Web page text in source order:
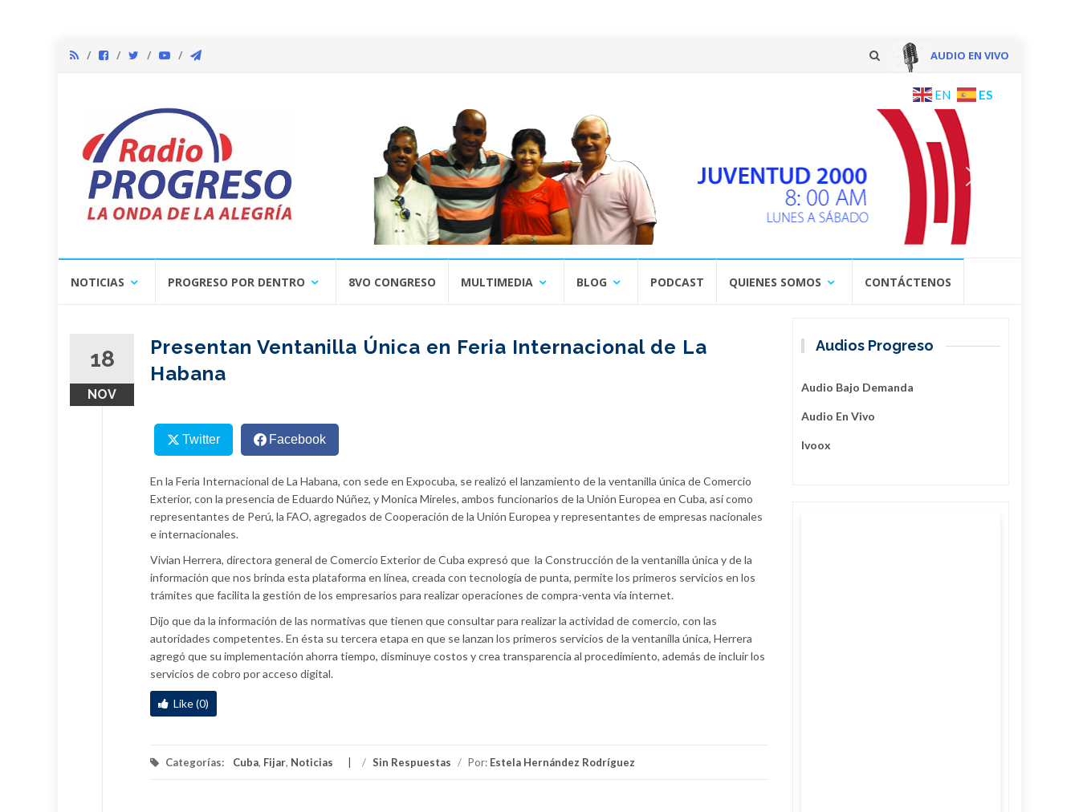
AUDIO EN VIVO
content
EN ES
NOTICIAS PROGRESO POR DENTRO 8VO CONGRESO MULTIMEDIA BLOG PODCAST QUIENES SOMOS CONTÁCTENOS
18
NOV
Presentan Ventanilla Única en Feria Internacional de La
Habana
Twitter Facebook
En la Feria Internacional de La Habana, con sede en Expocuba, se realizó el lanzamiento de la ventanilla única de Comercio
Exterior, con la presencia de Eduardo Núñez, y Monica Mireles, ambos funcionarios de la Unión Europea en Cuba, así como
representantes de Perú, la FAO, agregados de Cooperación de la Unión Europea y representantes de empresas nacionales
e internacionales.
Vivian Herrera, directora general de Comercio Exterior de Cuba expresó que la Construcción de la ventanilla única y de la
información que nos brinda esta plataforma en línea, creada con tecnología de punta, permite los primeros servicios en los
trámites que facilita la gestión de los empresarios para realizar operaciones de compra-venta vía internet.
Dijo que da la información de las normativas que tienen que consultar para realizar la actividad de comercio, con las
autoridades competentes. En ésta su tercera etapa en que se lanzan los primeros servicios de la ventanilla única, Herrera
agregó que su implementación ahorra tiempo, disminuye costos y crea transparencia al procedimiento, además de incluir los
servicios de cobro por acceso digital.
Like (0)
Categorías: Cuba, Fijar, Noticias / Sin Respuestas / Por: Estela Hernández Rodríguez
Audios Progreso
Audio Bajo Demanda
Audio En Vivo
Ivoox